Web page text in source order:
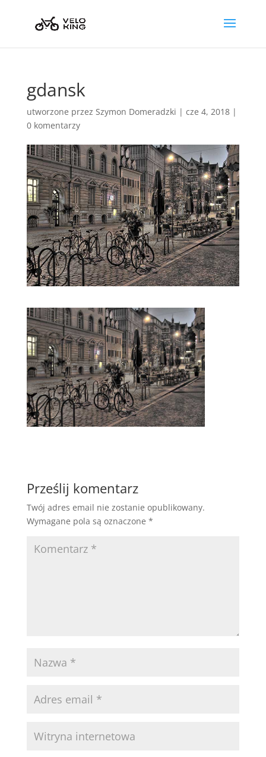
gdansk
utworzone przez Szymon Domeradzki | cze 4, 2018|
0 komentarzy
Prześlij komentarz
Twój adres email nie zostanie opublikowany.
Wymagane pola są oznaczone *